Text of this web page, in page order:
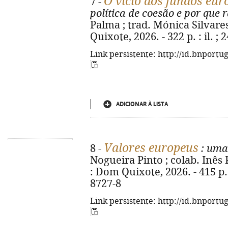
política de coesão e por que
Palma ; trad. Mónica
Quixote, 2026. - 322 p. : il. ;
Link persistente: http://
ADICIONAR À LISTA
8 - Valores europeus :
Nogueira Pinto ; colab. Inês
: Dom Quixote, 2026. - 415
8727-8
Link persistente: http://